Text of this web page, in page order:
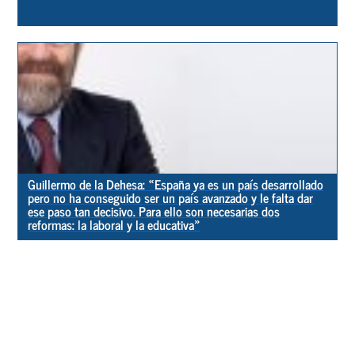
Guillermo de la Dehesa: «España ya es un país desarrollado
pero no ha conseguido ser un país avanzado y le falta dar
ese paso tan decisivo. Para ello son necesarias dos
reformas: la laboral y la educativa»